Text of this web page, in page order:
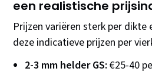
een realistische
Prijzen variëren sterk per dikte
deze indicatieve prijzen per
2-3 mm helder GS: €25-40